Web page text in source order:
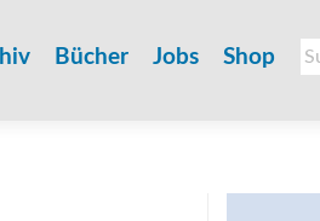
Bücher Jobs Shop